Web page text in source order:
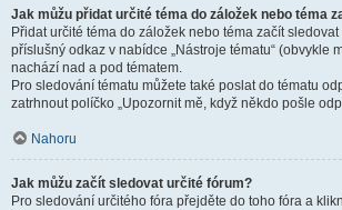
Jak můžu přidat určité téma do záložek nebo téma
Přidat určité téma do záložek nebo téma začít
příslušný odkaz v nabídce „Nástroje tématu“ (obvykle
nachází nad a pod tématem.
Pro sledování tématu můžete také poslat do tématu
zatrhnout políčko „Upozornit mě, když někdo pošle
Nahoru
Jak můžu začít sledovat určité fórum?
Pro sledování určitého fóra přejděte do toho fóra a